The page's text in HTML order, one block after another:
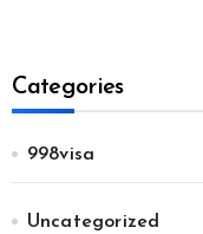
Categories
998visa
Uncategorized